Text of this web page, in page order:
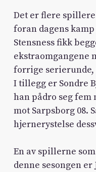
Det er flere
foran dagens
Stensness fikk
ekstraomgangene
forrige
I tillegg er Sondre
han pådro seg
mot Sarpsborg 08.
hjernerystelse
En av spillerne
denne sesongen